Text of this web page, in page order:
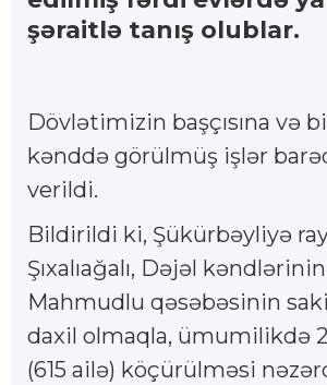
şəraitlə tanış olublar.
Dövlətimizin başçısına və
kənddə görülmüş işlər
verildi.
Bildirildi ki, Şükürbəyliyə
Şıxalıağalı, Dəjəl
Mahmudlu qəsəbəsinin
daxil olmaqla, ümumilikdə
(615 ailə) köçürülməsi